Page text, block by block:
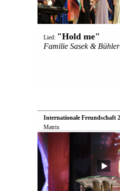
Lied: "Hold me"
Familie Sasek &
Internationale Freundschaft
Matrix